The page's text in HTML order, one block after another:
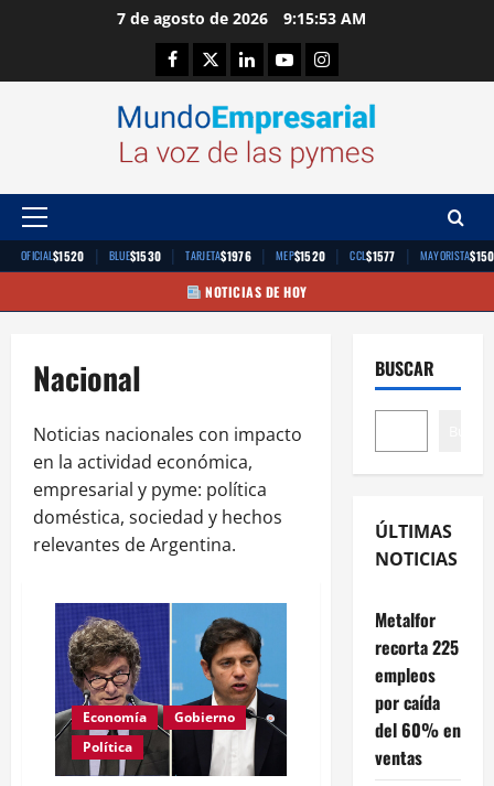
7 de agosto de 2026 9:15:53 AM
Facebook
TwitterLinkedinYoutubeInstagram
Menú
principal
OFICIAL$1520 | BLUE$1530 | TARJETA$1976 | MEP$1520 | CCL$1577 | MAYORISTA
NOTICIAS DE HOY
Nacional
Noticias nacionales con impacto
en la actividad económica,
empresarial y pyme: política
doméstica, sociedad y hechos
relevantes de Argentina.
Economía
Gobierno
Política
BUSCAR
ÚLTIMAS
NOTICIAS
Metalfor
recorta 225
empleos
por caída
del 60% en
ventas